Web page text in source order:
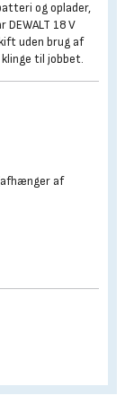
og oplader,
18 V
uden brug af
til jobbet.
af